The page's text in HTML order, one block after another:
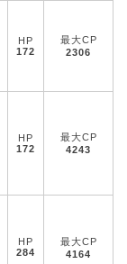
HP
172
最大CP
2306
HP
172
最大CP
4243
HP
284
最大CP
4164